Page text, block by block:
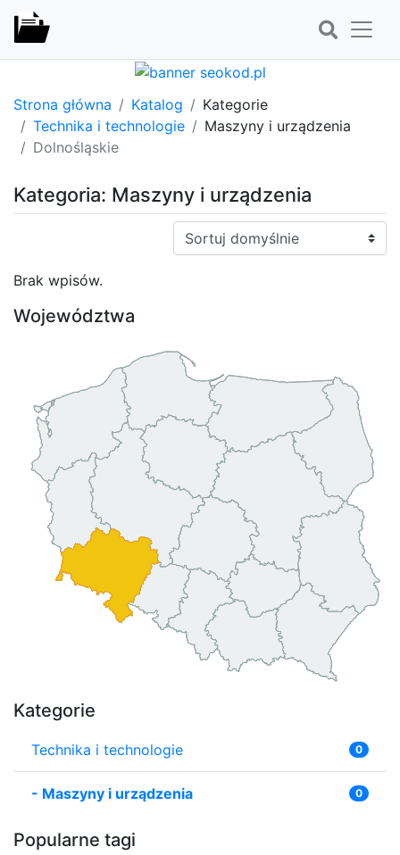
Strona główna Katalog
Kategorie
Technika i technologie
Maszyny i urządzenia
Dolnośląskie
Kategoria: Maszyny i urządzenia
Sortuj:
Brak wpisów.
Województwa
Kategorie
Technika i technologie 0
- Maszyny i urządzenia 0
Popularne tagi